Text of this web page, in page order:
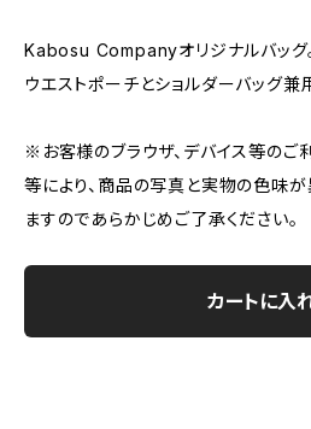
Kabosu Companyオリジナルバッグ
ウエストポーチとショルダーバッグ兼
※お客様のブラウザ、デバイス等のご
等により、商品の写真と実物の色味
ますのであらかじめご了承ください。
カートに入